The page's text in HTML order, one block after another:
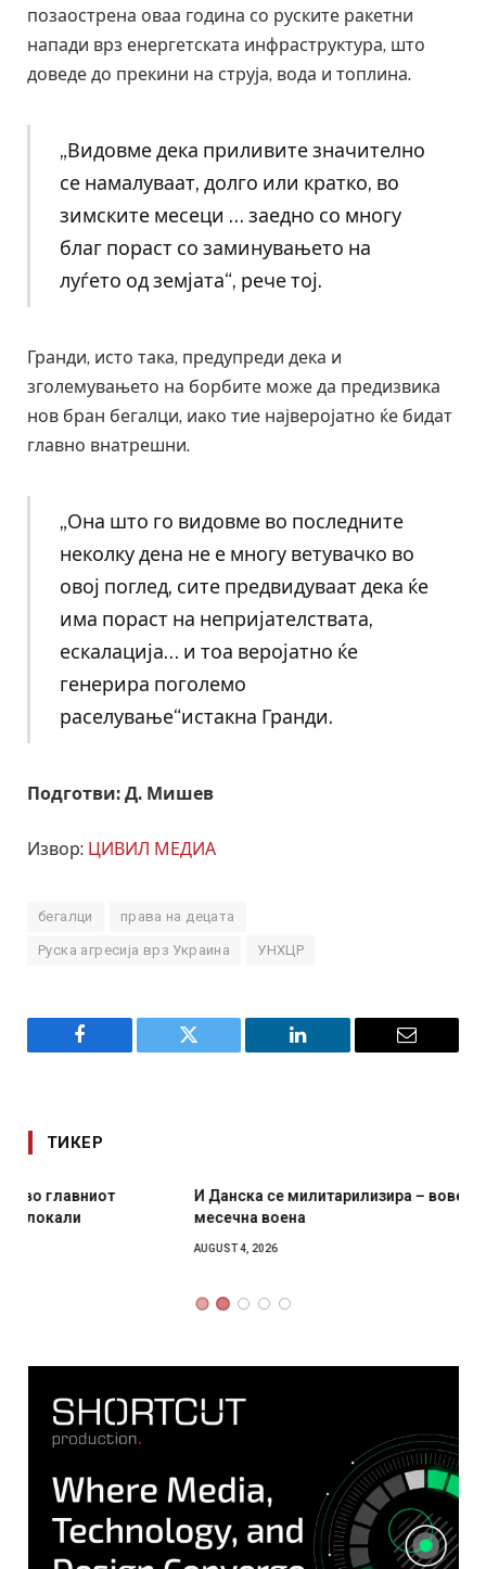
позаострена оваа година со руските ракетни
напади врз енергетската инфраструктура, што
доведе до прекини на струја, вода и топлина.
„Видовме дека приливите значително
се намалуваат, долго или кратко, во
зимските месеци … заедно со многу
благ пораст со заминувањето на
луѓето од земјата“, рече тој.
Гранди, исто така, предупреди дека и
зголемувањето на борбите може да предизвика
нов бран бегалци, иако тие најверојатно ќе бидат
главно внатрешни.
„Она што го видовме во последните
неколку дена не е многу ветувачко во
овој поглед, сите предвидуваат дека ќе
има пораст на непријателствата,
ескалација… и тоа веројатно ќе
генерира поголемо
раселување“истакна Гранди.
Подготви: Д. Мишев
Извор: ЦИВИЛ МЕДИА
бегалци права на децата
Руска агресија врз Украина УНХЦР
Facebook Twitter LinkedIn Email
ТИКЕР
И Данска се милитарилизира – воведува нова 11-
месечна воена